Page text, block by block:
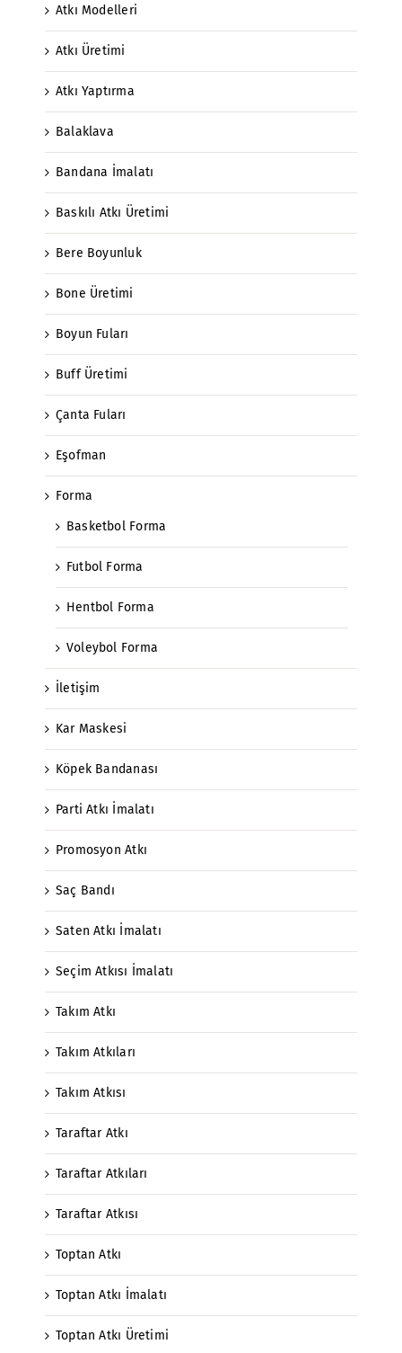
Atkı Modelleri
Atkı Üretimi
Atkı Yaptırma
Balaklava
Bandana İmalatı
Baskılı Atkı Üretimi
Bere Boyunluk
Bone Üretimi
Boyun Fuları
Buff Üretimi
Çanta Fuları
Eşofman
Forma
Basketbol Forma
Futbol Forma
Hentbol Forma
Voleybol Forma
İletişim
Kar Maskesi
Köpek Bandanası
Parti Atkı İmalatı
Promosyon Atkı
Saç Bandı
Saten Atkı İmalatı
Seçim Atkısı İmalatı
Takım Atkı
Takım Atkıları
Takım Atkısı
Taraftar Atkı
Taraftar Atkıları
Taraftar Atkısı
Toptan Atkı
Toptan Atkı İmalatı
Toptan Atkı Üretimi